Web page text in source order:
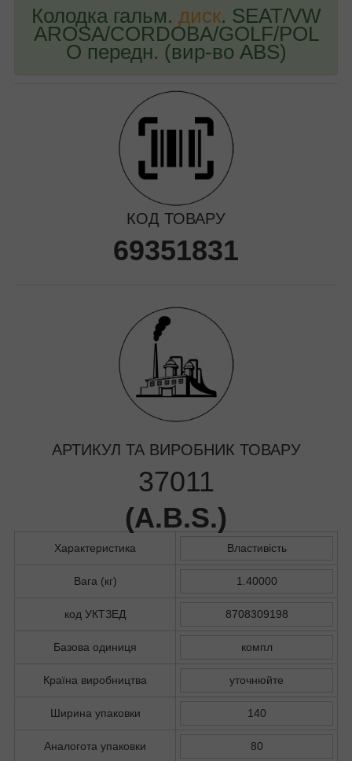
Колодка гальм. диск. SEAT/VW
AROSA/CORDOBA/GOLF/POL
O передн. (вир-во ABS)
КОД ТОВАРУ
69351831
АРТИКУЛ ТА ВИРОБНИК ТОВАРУ
37011
(A.B.S.)
Характеристика Властивість
Вага (кг) 1.40000
код УКТЗЕД 8708309198
Базова одиниця компл
Країна виробництва уточнюйте
Ширина упаковки 140
Аналогота упаковки 80